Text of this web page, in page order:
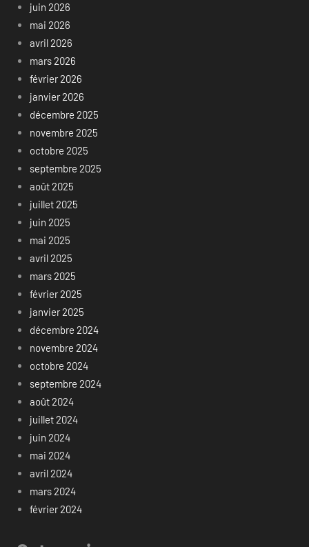
juin 2026
mai 2026
avril 2026
mars 2026
février 2026
janvier 2026
décembre 2025
novembre 2025
octobre 2025
septembre 2025
août 2025
juillet 2025
juin 2025
mai 2025
avril 2025
mars 2025
février 2025
janvier 2025
décembre 2024
novembre 2024
octobre 2024
septembre 2024
août 2024
juillet 2024
juin 2024
mai 2024
avril 2024
mars 2024
février 2024